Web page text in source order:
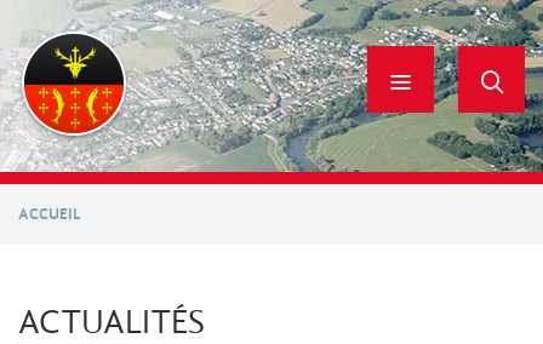
contenu
principal
ACCUEIL
ACTUALITÉS